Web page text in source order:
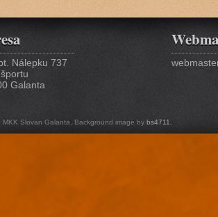
Nálepku 737
Galanta
MKK Slovan Galanta. Background image by bs4711